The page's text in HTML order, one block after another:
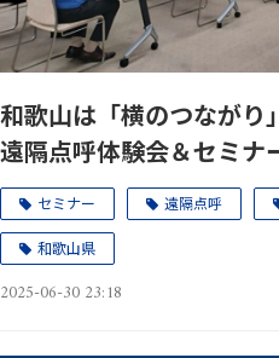
和歌山は「横のつながり
遠隔点呼体験会＆セミナ
ました
セミナー 遠隔点呼
和歌山県
2025-06-30 23:18